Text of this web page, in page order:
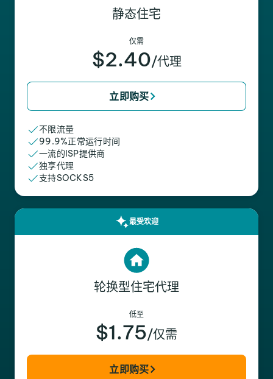
静态住宅
仅需
$2.40/代理
立即购买
不限流量
99.9%正常运行时间
一流的ISP提供商
独享代理
支持SOCKS5
最受欢迎
轮换型住宅代理
低至
$1.75/仅需
立即购买